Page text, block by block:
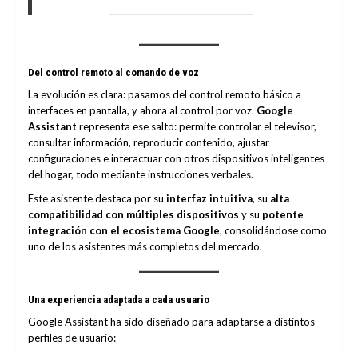
Del control remoto al comando de voz
La evolución es clara: pasamos del control remoto básico a
interfaces en pantalla, y ahora al control por voz. Google
Assistant representa ese salto: permite controlar el televisor,
consultar información, reproducir contenido, ajustar
configuraciones e interactuar con otros dispositivos inteligentes
del hogar, todo mediante instrucciones verbales.
Este asistente destaca por su interfaz intuitiva, su alta
compatibilidad con múltiples dispositivos y su potente
integración con el ecosistema Google, consolidándose como
uno de los asistentes más completos del mercado.
Una experiencia adaptada a cada usuario
Google Assistant ha sido diseñado para adaptarse a distintos
perfiles de usuario: